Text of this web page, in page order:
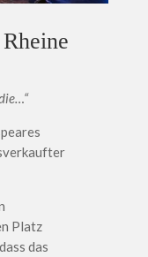
Platz
das